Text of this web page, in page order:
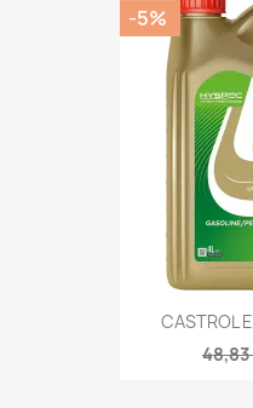
CASTROL
-5%